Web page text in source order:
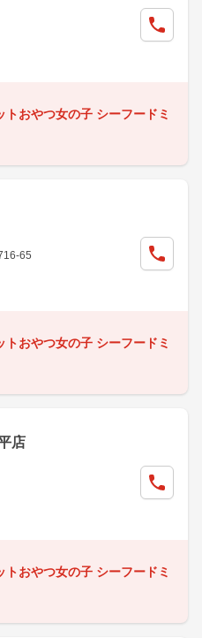
トおやつ女の子 シーフードミ
65
トおやつ女の子 シーフードミ
店
トおやつ女の子 シーフードミ